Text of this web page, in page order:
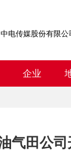
电传媒股份有限公
企业
气田公